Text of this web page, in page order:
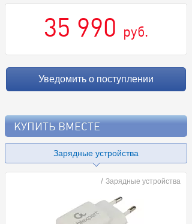
35 990 руб.
Уведомить о поступлении
КУПИТЬ ВМЕСТЕ
Зарядные устройства
/ Зарядные устройства